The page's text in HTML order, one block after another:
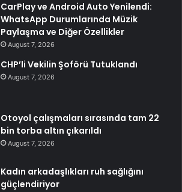
CarPlay ve Android Auto Yenilendi:
WhatsApp Durumlarında Müzik
Paylaşma ve Diğer Özellikler
August 7, 2026
CHP’li Vekilin Şoförü Tutuklandı
August 7, 2026
Otoyol çalışmaları sırasında tam 22
bin torba altın çıkarıldı
August 7, 2026
Kadın arkadaşlıkları ruh sağlığını
güçlendiriyor